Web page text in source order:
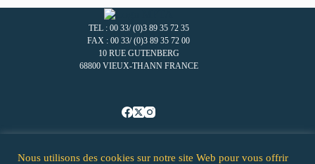
TEL : 00 33/ (0)3 89 35 72 35
FAX : 00 33/ (0)3 89 35 72 00
10 RUE GUTENBERG
68800 VIEUX-THANN FRANCE
Accueil – MFTA
Nous utilisons des cookies sur notre site Web pour vous offrir